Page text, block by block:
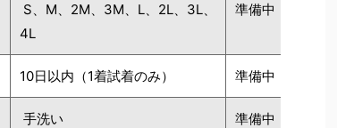
S、M、2M、3M、L、2L、3L、
4L
準備中
10日以内（1着試着のみ） 準備中
手洗い 準備中